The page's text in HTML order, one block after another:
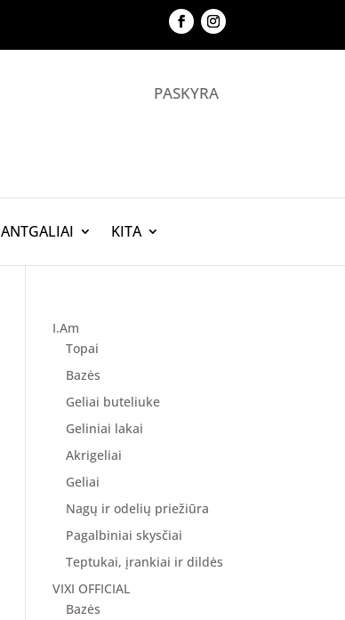
PASKYRA
ANTGALIAI KITA
I.Am
Topai
Bazės
Geliai buteliuke
Geliniai lakai
Akrigeliai
Geliai
Nagų ir odelių priežiūra
Pagalbiniai skysčiai
Teptukai, įrankiai ir dildės
VIXI OFFICIAL
Bazės